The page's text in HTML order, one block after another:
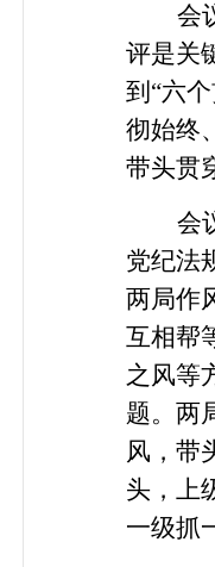
会
评是关
到“六
彻始终
带头贯
会
党纪法
两局作
互相帮
之风等
题。两
风，带
头，上
一级抓